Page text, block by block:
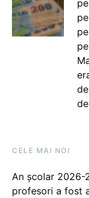
CELE MAI NOI
An școlar 2026-
profesori a fost